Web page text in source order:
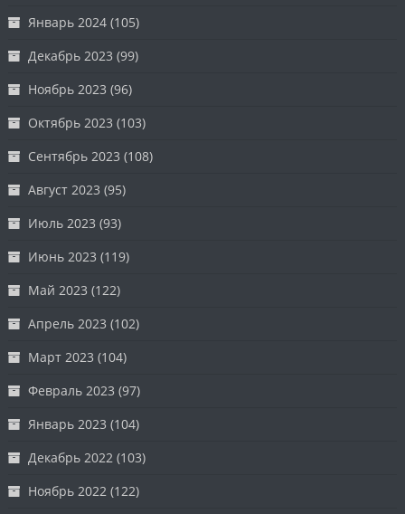
Январь 2024 (105)
Декабрь 2023 (99)
Ноябрь 2023 (96)
Октябрь 2023 (103)
Сентябрь 2023 (108)
Август 2023 (95)
Июль 2023 (93)
Июнь 2023 (119)
Май 2023 (122)
Апрель 2023 (102)
Март 2023 (104)
Февраль 2023 (97)
Январь 2023 (104)
Декабрь 2022 (103)
Ноябрь 2022 (122)